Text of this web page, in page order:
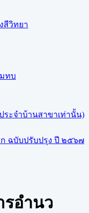
สีวิทยา
ทบ
ะจำบ้านสาขาเท่านั้น)
ฉบับปรับปรุง ปี ๒๕๖๗
อำนว